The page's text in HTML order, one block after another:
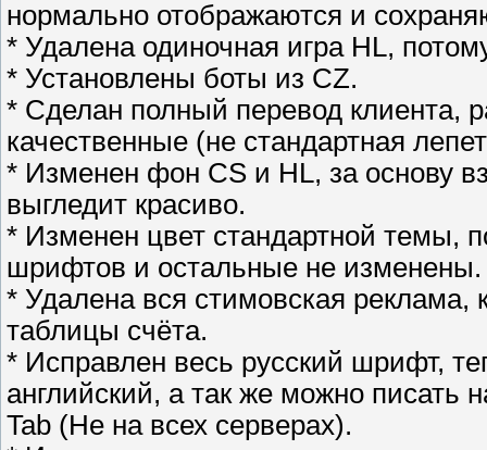
нормально отображаются и
* Удалена одиночная игра HL,
* Установлены боты из CZ.
* Сделан полный перевод клиента,
качественные (не стандартная
* Изменен фон CS и HL, за основу
выгледит красиво.
* Изменен цвет стандартной темы,
шрифтов и остальные не изменены.
* Удалена вся стимовская реклама,
таблицы счёта.
* Исправлен весь русский шрифт,
английский, а так же можно писать
Tab (Не на всех серверах).